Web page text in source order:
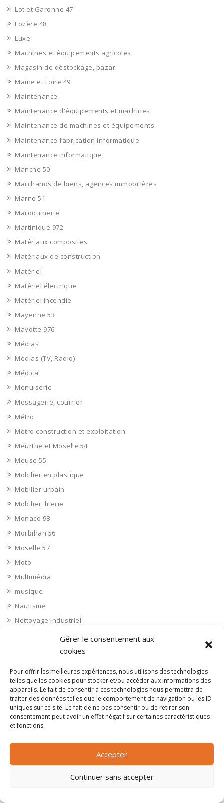
Gérer le consentement aux
cookies
Pour offrir les meilleures expériences, nous utilisons des technologies
telles que les cookies pour stocker et/ou accéder aux informations des
appareils. Le fait de consentir à ces technologies nous permettra de
traiter des données telles que le comportement de navigation ou les ID
uniques sur ce site. Le fait de ne pas consentir ou de retirer son
consentement peut avoir un effet négatif sur certaines caractéristiques
et fonctions.
Accepter
Continuer sans accepter
Lot et Garonne 47
Lozère 48
Luxe
Machines et équipements agricoles
Magasin de déstockage, bazar
Maine et Loire 49
Maintenance
Maintenance d'équipements et machines
Maintenance de machines et équipements
Maintenance fabrication informatique
Maintenance informatique
Manche 50
Marchands de biens, agences immobilières
Marne 51
Maroquinerie
Martinique 972
Matériaux composites
Matériaux de construction
Matériel
Matériel électrique
Matériel incendie
Mayenne 53
Mayotte 976
Médias
Médias (TV, Radio)
Médical
Menuiserie
Messagerie, courrier
Métro
Métro construction et exploitation
Meurthe et Moselle 54
Meuse 55
Mobilier en plastique
Mobilier urbain
Mobilier, literie
Monaco 98
Morbihan 56
Moselle 57
Moto
Multimédia
musique
Nautisme
Nettoyage industriel
Nucléaire
Objets connectés
Objets en plastique
Oise 60
Optique